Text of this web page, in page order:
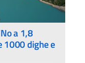
a 1,8
1000 dighe e